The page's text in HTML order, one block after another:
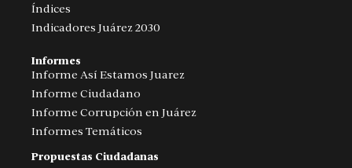
Índices
Indicadores Juárez 2030
Informes
Informe Así Estamos Juarez
Informe Ciudadano
Informe Corrupción en Juárez
Informes Temáticos
Propuestas Ciudadanas